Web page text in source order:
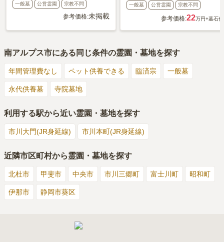
一般墓 公営霊園 宗教不問
参考価格:未掲載
一般墓 公営霊園 宗教不問
参考価格:22万円+墓石代
南アルプス市にある同じ条件の霊園・墓地を探す
年間管理費なし ペット供養できる 臨済宗 一般墓
永代供養墓 寺院墓地
利用する駅から近い霊園・墓地を探す
市川大門(JR身延線) 市川本町(JR身延線)
近隣市区町村から霊園・墓地を探す
北杜市 甲斐市 中央市 市川三郷町 富士川町 昭和町
伊那市 静岡市葵区